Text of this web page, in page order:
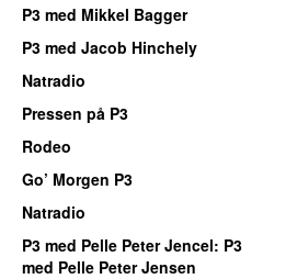
P3 med Mikkel Bagger
P3 med Jacob Hinchely
Natradio
Pressen på P3
Rodeo
Go’ Morgen P3
Natradio
P3 med Pelle Peter Jencel: P3
med Pelle Peter Jensen